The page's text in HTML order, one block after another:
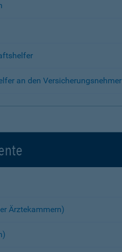
an den Versicherungsnehmer
Ärztekammern)